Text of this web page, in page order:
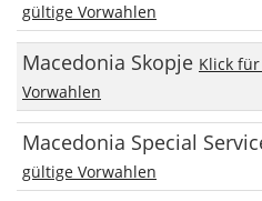
gültige Vorwahlen
Macedonia Skopje Klick
Vorwahlen
Macedonia Special
gültige Vorwahlen